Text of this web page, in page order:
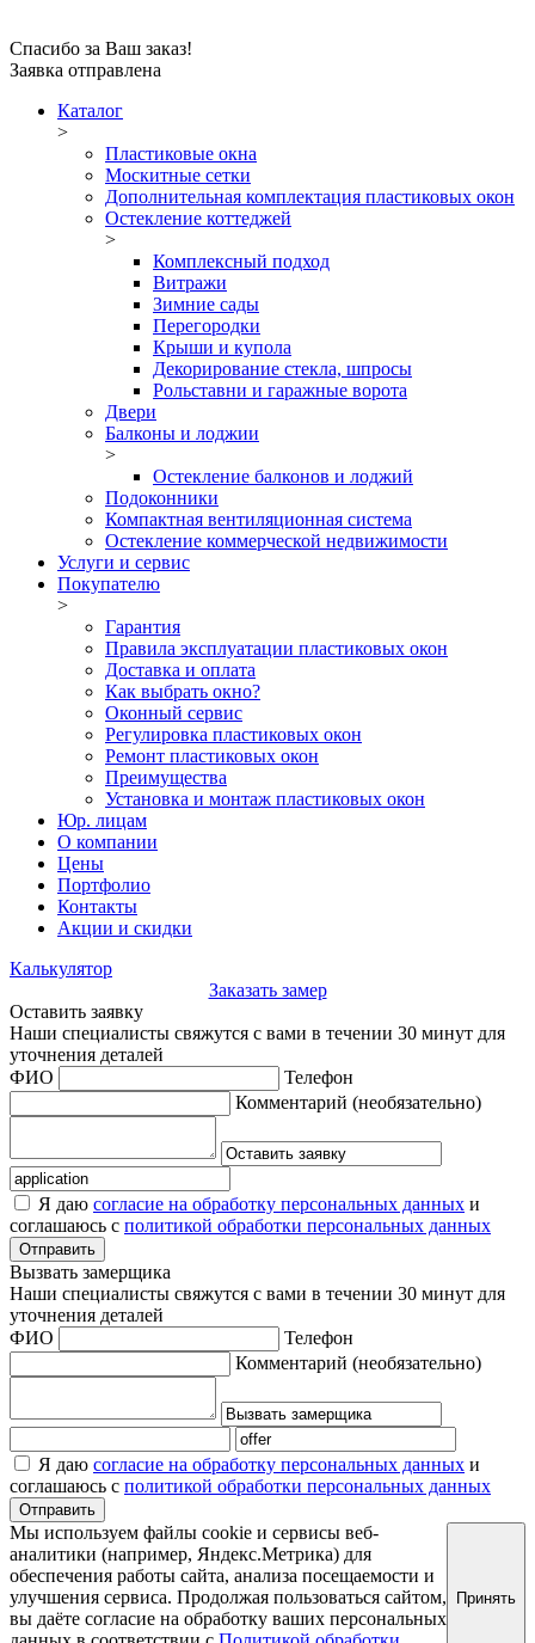
Спасибо за Ваш заказ!
Заявка отправлена
Каталог
>
Пластиковые окна
Москитные сетки
Дополнительная комплектация пластиковых окон
Остекление коттеджей
>
Комплексный подход
Витражи
Зимние сады
Перегородки
Крыши и купола
Декорирование стекла, шпросы
Рольставни и гаражные ворота
Двери
Балконы и лоджии
>
Остекление балконов и лоджий
Подоконники
Компактная вентиляционная система
Остекление коммерческой недвижимости
Услуги и сервис
Покупателю
>
Гарантия
Правила эксплуатации пластиковых окон
Доставка и оплата
Как выбрать окно?
Оконный сервис
Регулировка пластиковых окон
Ремонт пластиковых окон
Преимущества
Установка и монтаж пластиковых окон
Юр. лицам
О компании
Цены
Портфолио
Контакты
Акции и скидки
Калькулятор
Заказать замер
Оставить заявку
Наши специалисты свяжутся с вами в течении 30 минут для
уточнения деталей
ФИО
Телефон
Комментарий (необязательно)
Я даю согласие на обработку персональных данных и
соглашаюсь с политикой обработки персональных данных
Отправить
Вызвать замерщика
Наши специалисты свяжутся с вами в течении 30 минут для
уточнения деталей
ФИО
Телефон
Комментарий (необязательно)
Я даю согласие на обработку персональных данных и
соглашаюсь с политикой обработки персональных данных
Отправить
Мы используем файлы cookie и сервисы веб-
аналитики (например, Яндекс.Метрика) для
обеспечения работы сайта, анализа посещаемости и
улучшения сервиса. Продолжая пользоваться сайтом,
вы даёте согласие на обработку ваших персональных
Принять